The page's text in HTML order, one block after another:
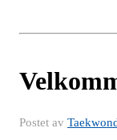
Postet av